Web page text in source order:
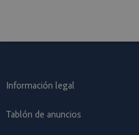
Información legal
Tablón de anuncios